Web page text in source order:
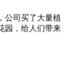
公司买了大量植
园，给人们带来